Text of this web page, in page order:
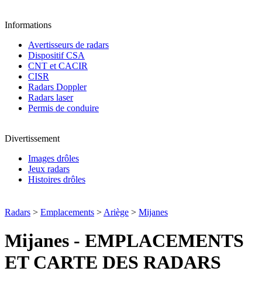
Informations
Avertisseurs de radars
Dispositif CSA
CNT et CACIR
CISR
Radars Doppler
Radars laser
Permis de conduire
Divertissement
Images drôles
Jeux radars
Histoires drôles
Radars > Emplacements > Ariège > Mijanes
Mijanes - EMPLACEMENTS
ET CARTE DES RADARS